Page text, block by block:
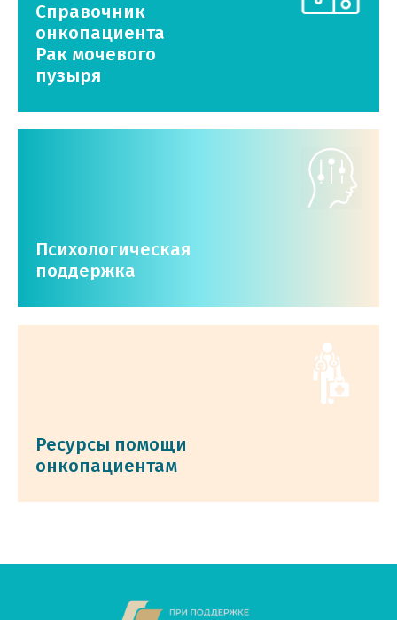
Справочник
онкопациента
Рак мочевого
пузыря
Психологическая
поддержка
Ресурсы помощи
онкопациентам